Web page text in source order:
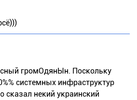
громОдянЫн. Поскольку
системных инфраструктур
сказал некий украинский